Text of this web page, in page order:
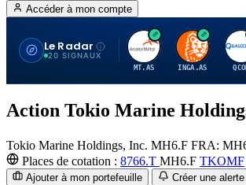
Accéder à mon compte
Le Radar
20 SIGNAUX
A
MT.AS
I
INGA.AS
Q
Action Tokio Marine
Tokio Marine Holdings, Inc. MH6.F FRA:
Places de cotation : 8766.T MH6.F TKOMF
Ajouter à mon portefeuille Créer une alerte